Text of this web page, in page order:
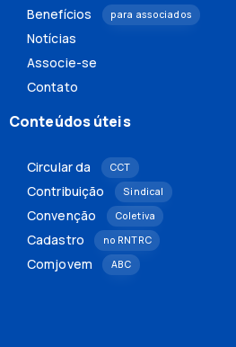
Benefícios
para associados
Notícias
Associe-se
Contato
Conteúdos úteis
Circular da CCT
Contribuição Sindical
Convenção Coletiva
Cadastro no RNTRC
Comjovem ABC